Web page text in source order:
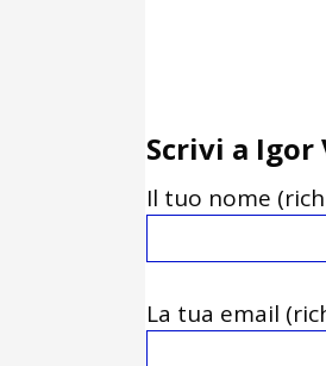
Scrivi a Igor
Il tuo nome
La tua email